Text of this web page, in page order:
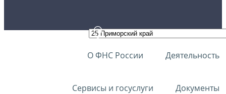
О ФНС России Деятельность
Сервисы и госуслуги Документы